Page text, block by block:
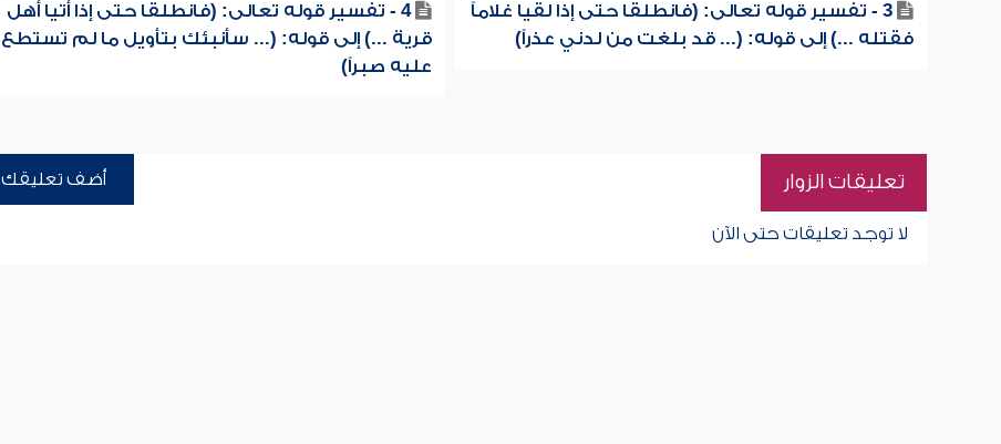
3 - تفسير قوله تعالى: (فانطلقا حتى إذا لقيا غلاماً
فقتله ...) إلى قوله: (... قد بلغت من لدني عذراً)
4 - تفسير قوله تعالى: (فانطلقا حتى إذا أتيا أهل
قرية ...) إلى قوله: (... سأنبئك بتأويل ما لم تستطع
عليه صبراً)
تعليقات الزوار أضف تعليقك
لا توجد تعليقات حتى الآن